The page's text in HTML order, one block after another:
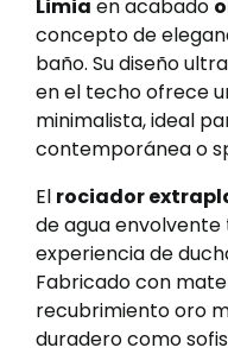
Limia en acabado
concepto de
baño. Su diseño
en el techo ofrece
minimalista, ideal
contemporánea o
El rociador
de agua envolvente
experiencia de
Fabricado con
recubrimiento oro
duradero como